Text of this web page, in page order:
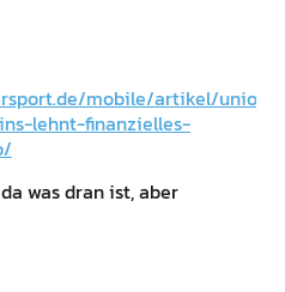
mobile/artikel/union-
lehnt-finanzielles-
was dran ist, aber